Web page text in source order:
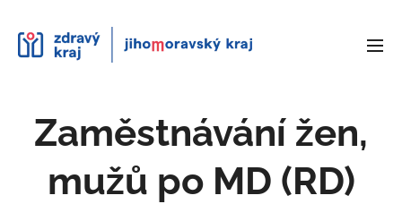
Zaměstnávání žen,
mužů po MD (RD)